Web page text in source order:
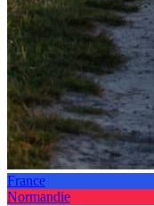
France
Normandie